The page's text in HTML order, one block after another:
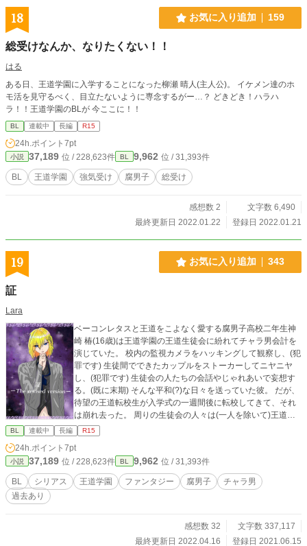
18 お気に入り追加 159
総受けなんか、なりたくない！！
はる
ある日、王道学園に入学することになった柳瀬 晴人(主人公)。 イケメン達のホ
モ活を見守るべく、目立たないように専念するがー…？ どきどき！ハラハ
ラ！！王道学園のBLが 今ここに！！
BL 連載中 長編 R15
24h.ポイント 7pt
小説 37,189 位 / 228,623件 BL 9,962 位 / 31,393件
BL 王道学園 強気受け 腐男子 総受け
感想数 2
文字数 6,490
最終更新日 2022.01.22
登録日 2022.01.21
19 お気に入り追加 343
証
Lara
ベーコンレタスと王道をこよなく愛する腐男子高校二年生神
崎 椿(16歳)は王道学園の王道生徒会に紛れてチャラ男会計を
演じていた。 校内の監視カメラをハッキングして観察し、(犯
罪です) 生徒間でできたカップルをストーカーしてニヤニヤ
し、(犯罪です) 生徒会の人たちの会話やじゃれあいで妄想す
る。(既に末期) そんな平和(?)な日々を送っていた彼。 だが、
待望の王道転校生が入学式の一週間後に転校してきて、それ
は崩れ去った。 周りの生徒会の人々は(一人を除いて)王道転
校生――以下、王道クン――に付き纏い、 それを見た親衛隊
の人々は暴走し、 それに反抗した王道クンが暴れまわり、 学
園は滅茶苦茶になる。 椿はどうにかしたくとも、膨大な量の
仕事に追われ、にっちもさっちもいかない。忙しくてBLの観
察ができない。時間がなくてご飯もあまり食べず、睡眠の時
間を削ることになる。 溜まりに溜まったストレスについに爆
リアス君がものすごく出てくるようにしたいというか、勝手
に出てくると思います。 小説家になろうのムーンライトノベ
BL 連載中 長編 R15
24h.ポイント 7pt
小説 37,189 位 / 228,623件 BL 9,962 位 / 31,393件
BL シリアス 王道学園 ファンタジー 腐男子
チャラ男
過去あり
感想数 32
文字数 337,117
最終更新日 2022.04.16
登録日 2021.06.15